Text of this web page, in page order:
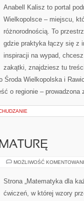
Anabell Kalisz to portal
Wielkopolsce – miejscu,
różnorodnością. To
gdzie praktyka łączy się z
inspiracji na wypad,
zakątki, znajdziesz tu
Wielkopolska i
o regionie –
MOŻLIWOŚĆ
Strona „Matematyka dla
ćwiczeń, w której wzory